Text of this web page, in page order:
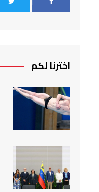
اخترنا لكم